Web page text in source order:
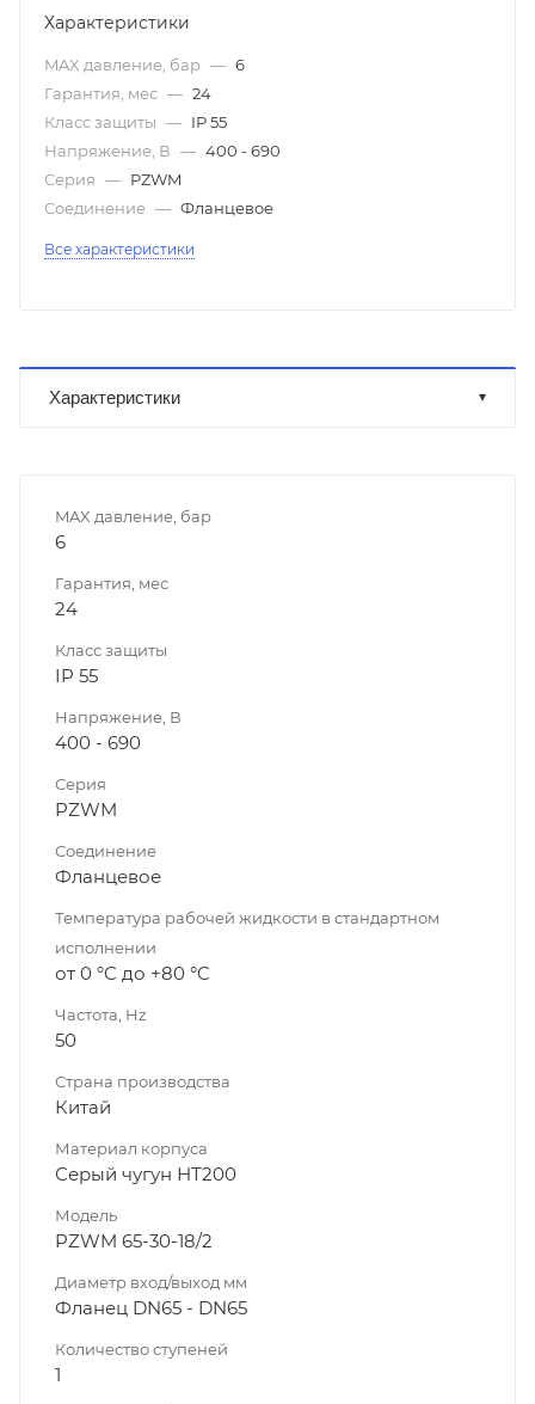
Характеристики
MAX давление, бар — 6
Гарантия, мес — 24
Класс защиты — IP 55
Напряжение, В — 400 - 690
Серия — PZWM
Соединение — Фланцевое
Все характеристики
Характеристики
MAX давление, бар
6
Гарантия, мес
24
Класс защиты
IP 55
Напряжение, В
400 - 690
Серия
PZWM
Соединение
Фланцевое
Температура рабочей жидкости в стандартном
исполнении
от 0 °C до +80 °C
Частота, Hz
50
Страна производства
Китай
Материал корпуса
Серый чугун НТ200
Модель
PZWM 65-30-18/2
Диаметр вход/выход мм
Фланец DN65 - DN65
Количество ступеней
1